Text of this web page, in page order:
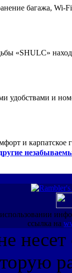
багажа, Wi-
«SHULC»
удобствами и
и карпатское
ссылка на
несет